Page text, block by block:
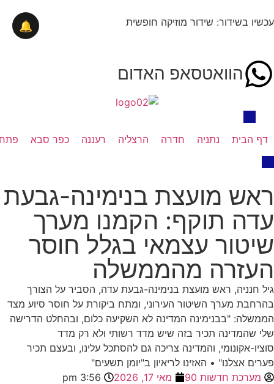
עכשיו בשידור: שידור מוזיקה חופשית
הוואטסאפ האדום
דף הבית נתניה חדרה הרצליה רעננה כפר סבא
ראש מועצת בנימינה-גבעת
עדה תוקף: הקמנו מערך
שיטור עצמאי בגלל חוסר
העזרה מהממשלה
גיל חנניה, ראש מועצת בנימינה-גבעת עדה, הסביר על הצורך
בהרחבת מערך השיטור העירוני, ומתח ביקורת על חוסר סיוע מצד
הממשלה: "בבנימינה המדינה לא השקיעה כלום, ובהחלט הדרישה
שלי שהמדינה תכיר בזה שיש מדד רשותי ולא רק מדד
סוציו-אקונומי, והמדינה צריכה גם להסתכל עלינו, ובעצם תכיר
פערים אצלנו" • האזינו לריאיון ב"יומן תשעים"
מערכת חדשות 90
מאי 17, 2026 3:56 pm
🔔